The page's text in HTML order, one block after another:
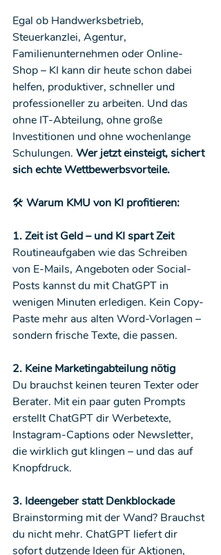
Egal ob Handwerksbetrieb,
Steuerkanzlei, Agentur,
Familienunternehmen oder Online-
Shop – KI kann dir heute schon dabei
helfen, produktiver, schneller und
professioneller zu arbeiten. Und das
ohne IT-Abteilung, ohne große
Investitionen und ohne wochenlange
Schulungen. Wer jetzt einsteigt, sichert
sich echte Wettbewerbsvorteile.
🛠️ Warum KMU von KI profitieren:
1. Zeit ist Geld – und KI spart Zeit
Routineaufgaben wie das Schreiben
von E-Mails, Angeboten oder Social-
Posts kannst du mit ChatGPT in
wenigen Minuten erledigen. Kein Copy-
Paste mehr aus alten Word-Vorlagen –
sondern frische Texte, die passen.
2. Keine Marketingabteilung nötig
Du brauchst keinen teuren Texter oder
Berater. Mit ein paar guten Prompts
erstellt ChatGPT dir Werbetexte,
Instagram-Captions oder Newsletter,
die wirklich gut klingen – und das auf
Knopfdruck.
3. Ideengeber statt Denkblockade
Brainstorming mit der Wand? Brauchst
du nicht mehr. ChatGPT liefert dir
sofort dutzende Ideen für Aktionen,